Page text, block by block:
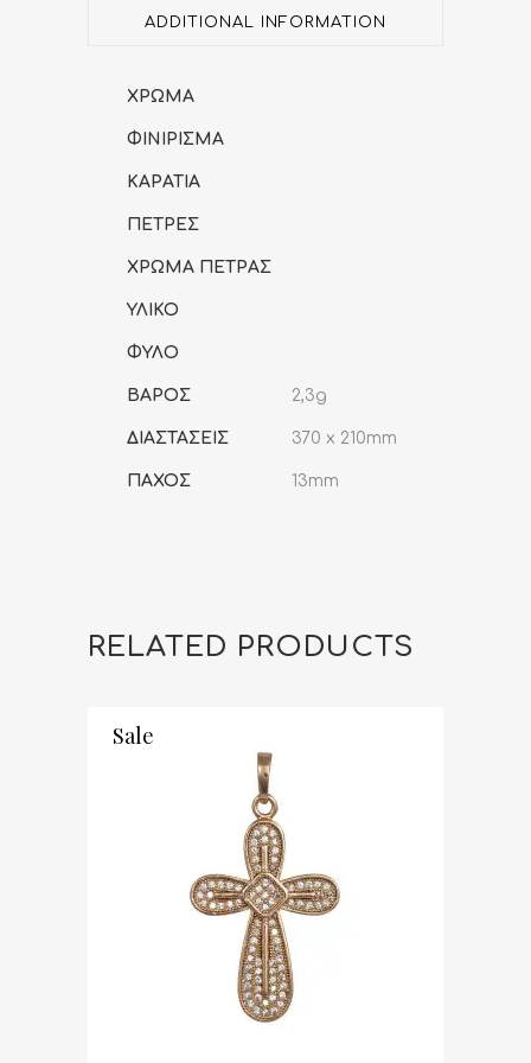
ADDITIONAL INFORMATION
ΧΡΩΜΑ
ΦΙΝΙΡΙΣΜΑ
ΚΑΡΑΤΙΑ
ΠΕΤΡΕΣ
ΧΡΩΜΑ ΠΕΤΡΑΣ
ΥΛΙΚΟ
ΦΥΛΟ
ΒΑΡΟΣ 2,3g
ΔΙΑΣΤΑΣΕΙΣ 370 x 210mm
ΠΑΧΟΣ 13mm
RELATED PRODUCTS
Sale